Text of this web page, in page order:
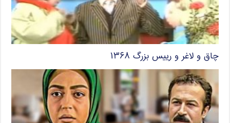
چاق و لاغر و رییس بزرگ ۱۳۶۸